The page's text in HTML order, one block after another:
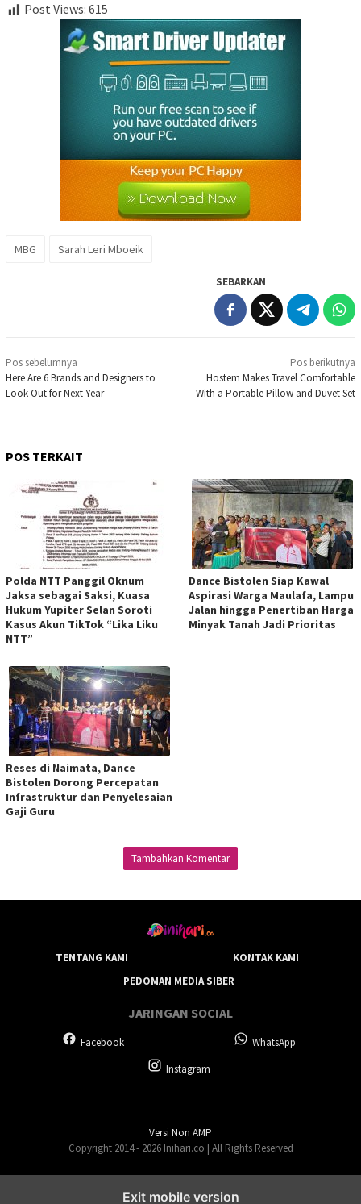
Post Views: 615
MBG Sarah Leri Mboeik
SEBARKAN
Navigasi
pos
Pos sebelumnya
Here Are 6 Brands and Designers to
Look Out for Next Year
Pos berikutnya
Hostem Makes Travel Comfortable
With a Portable Pillow and Duvet Set
POS TERKAIT
Polda NTT Panggil Oknum
Jaksa sebagai Saksi, Kuasa
Hukum Yupiter Selan Soroti
Kasus Akun TikTok “Lika Liku
NTT”
Dance Bistolen Siap Kawal
Aspirasi Warga Maulafa, Lampu
Jalan hingga Penertiban Harga
Minyak Tanah Jadi Prioritas
Reses di Naimata, Dance
Bistolen Dorong Percepatan
Infrastruktur dan Penyelesaian
Gaji Guru
Tambahkan Komentar
TENTANG KAMI
KONTAK KAMI
PEDOMAN MEDIA SIBER
JARINGAN SOCIAL
Facebook
WhatsApp
Instagram
Versi Non AMP
Copyright 2014 - 2026 Inihari.co | All Rights Reserved
Exit mobile version